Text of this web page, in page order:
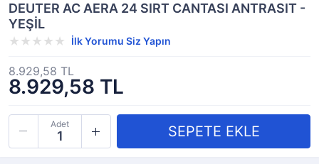
DEUTER AC AERA 24 SIRT CANTASI ANTRASIT -
YEŞİL
İlk Yorumu Siz Yapın
8.929,58 TL
8.929,58 TL
Adet